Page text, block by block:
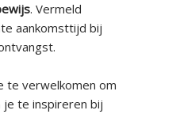
. Vermeld
aankomsttijd bij
te verwelkomen om
te inspireren bij